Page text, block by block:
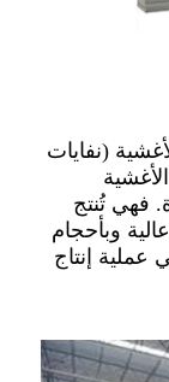
(نفايات
فهي تُنتج
وبأحجام
إنتاج